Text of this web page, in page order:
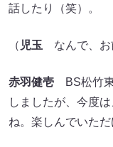
話したり（笑）。
（ 児玉 なんで、お
赤羽健壱 BS松竹
しましたが、今度
ね。楽しんでいただ